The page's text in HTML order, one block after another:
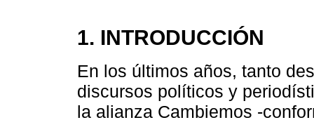
1. INTRODUCCIÓN
En los últimos años, tanto
discursos políticos y
la alianza Cambiemos -